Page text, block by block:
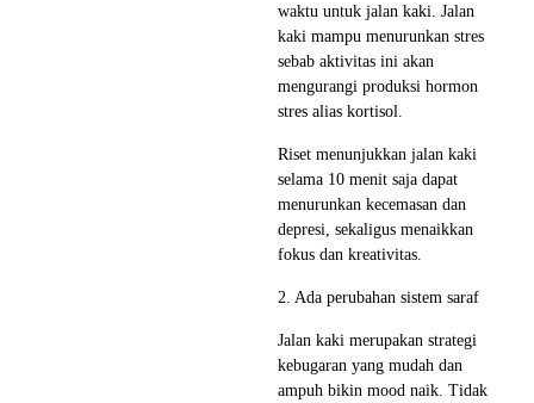
waktu untuk jalan kaki. Jalan
kaki mampu menurunkan stres
sebab aktivitas ini akan
mengurangi produksi hormon
stres alias kortisol.
Riset menunjukkan jalan kaki
selama 10 menit saja dapat
menurunkan kecemasan dan
depresi, sekaligus menaikkan
fokus dan kreativitas.
2. Ada perubahan sistem saraf
Jalan kaki merupakan strategi
kebugaran yang mudah dan
ampuh bikin mood naik. Tidak